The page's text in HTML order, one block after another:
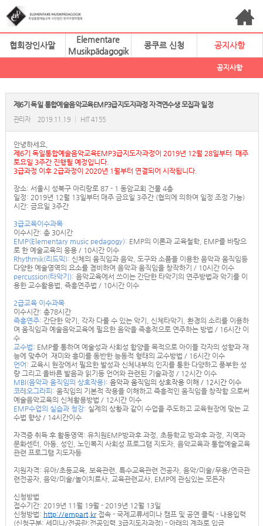
협회장인사말
Elementare
Musikpädagogik
콩쿠르 신청 공지사항
공지사항
제6기 독일 통합예술음악교육EMP3급지도자과정 자격연수생 모집과 일정
관리자 2019.11.19 HIT 4155
안녕하세요,
제6기 독일통합예술음악교육EMP3급지도자과정이 2019년 12월 28일부터 매주
토요일 3주간 진행될 예정입니다.
3급과정 이후 2급과정이 2020년 1월부터 연결되어 시작됩니다.
장소: 서울시 성북구 아리랑로 87 - 1 동암교회 건물 4층
일정: 2019년 12월 13일부터 매주 금요일 3주간 (협의에 의하여 일정 조정 가능)
시간: 금요일 3주간
3급교육이수과목
이수시간: 총 30시간
EMP(Elementary music pedagogy): EMP의 이론과 교육철학, EMP를 바탕으
로 한 예술교육의 응용 / 10시간 이수
Rhythmik(리드믹): 신체의 움직임과 음악, 도구와 소품을 이용한 음악과 움직임등
다양한 예술영역의 요소를 겸비하여 음악과 움직임을 창작하기 / 10시간 이수
percussion(타악기): 음악교육에서 쓰이는 간단한 타악기의 연주방법과 악기를 이
용한 교수활용법, 즉흥연주법 / 10시간 이수
2급교육 이수과목
이수시간: 총78시간
즉흥연주: 간단한 악기, 각자 다룰 수 있는 악기, 신체타악기, 환경의 소리를 이용하
여 움직임과 예술음악교육에 필요한 음악을 즉흥적으로 연주하는 방법 / 16시간 이
수
교수법: EMP를 통하여 예술성과 사회성 함양을 목적으로 아이들 각자의 성향과 재
능에 맞추어 재미와 흥미를 동반한 능동적 형태의 교수방법 / 16시간 이수
언어 : 교육시 현장에서 필요한 발성과 신체내부의 인지를 통한 다양하고 풍부한 성
량 그리고 올바른 발음과 읽기등 언어와 관련된 기술과정 / 12시간 이수
MBI(음악과 움직임의 상호작용): 음악과 움직임의 상호작용 이해 / 12시간 이수
코레오그라피: 움직임의 기본적 작용을 이해하고 즉흥적인 움직임을 창작함 으로써
예술음악교육의 신체활용방법 / 12시간 이수
EMP수업의 실습과 청강: 실제의 상황과 같이 수업을 주도하고 교육현장에 맞는 교
수법 향상 / 14시간이수
자격증 취득 후 활동영역: 유치원EMP방과후 과정, 초등학교 방과후 과정, 지역과
문화센터, 아동, 성인, 노인복지 사회성 프로그램 지도자, 음악교육과 통합예술교육
관련 프로그램 지도자등
지원자격: 유아/초등교육, 보육관련, 특수교육관련 전공자, 음악/미술/무용/연극관
련전공자, 음악/미술/놀이치료사, 교육관련교사, EMP에 관심있는 모든자
신청방법
접수기간: 2019년 11월 19월 - 2019년 12월 13일
신청방법: http://empart.kr접속 - 국제교류세미나 캠프 및 공연 클릭 - 내용입력
(신청구분: 세미나/전공란:전공입력,3급지도자과정) - 아래의 계좌로 입금